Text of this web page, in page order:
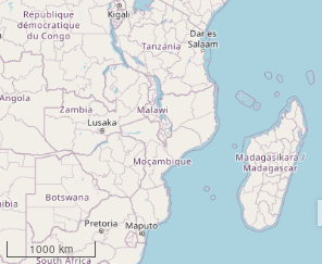
1000 km